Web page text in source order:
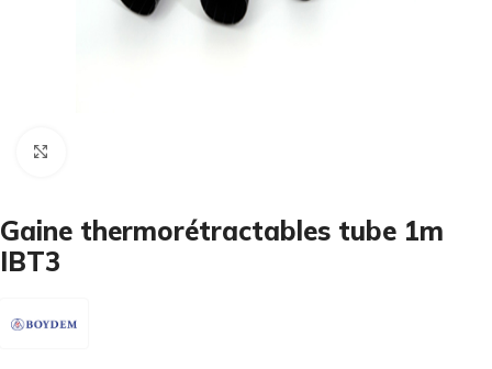
Gaine thermorétractables tube 1m
IBT3